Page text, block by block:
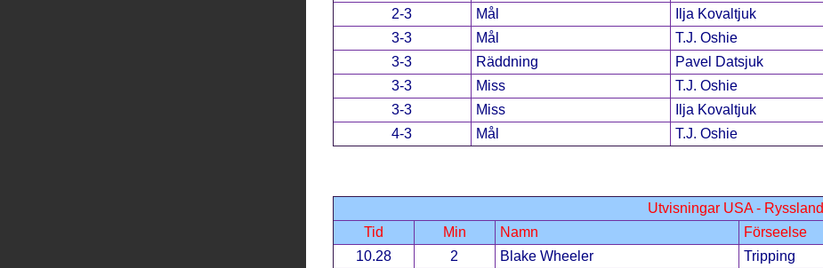
2-3
Mål Ilja Kovaltjuk
3-3
Mål T.J. Oshie
3-3
Räddning Pavel Datsjuk
3-3
Miss T.J. Oshie
3-3
Miss Ilja Kovaltjuk
4-3
Mål T.J. Oshie
Utvisningar USA - Ryssland
Tid
Min Namn Förseelse
10.28
2 Blake Wheeler Tripping